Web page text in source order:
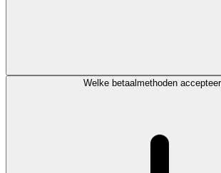
Welke betaalmethoden